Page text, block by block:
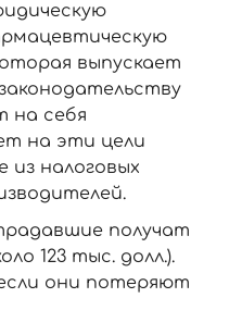
выпускает
на себя
на эти цели
из налоговых
получат
123 тыс. долл.).
они потеряют